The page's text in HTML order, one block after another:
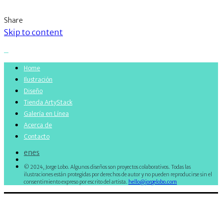
Share
Skip to content
Home
Ilustración
Diseño
Tienda ArtyStack
Galería en Línea
Acerca de
Contacto
enes
© 2024, Jorge Lobo. Algunos diseños son proyectos colaborativos. Todas las
ilustraciones están protegidas por derechos de autor y no pueden reproducirse sin el
consentimiento expreso por escrito del artista. hello@jorgelobo.com